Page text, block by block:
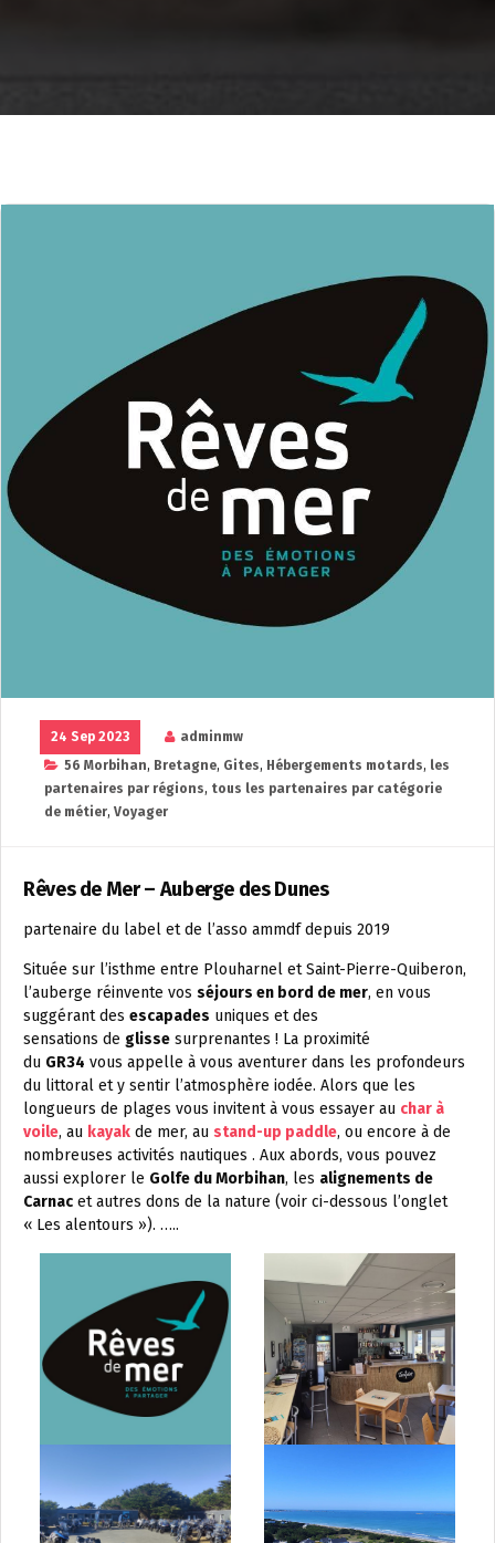
24 Sep 2023
adminmw
56 Morbihan, Bretagne, Gites, Hébergements motards, les
partenaires par régions, tous les partenaires par catégorie
de métier, Voyager
Rêves de Mer – Auberge des Dunes
partenaire du label et de l’asso ammdf depuis 2019
Située sur l’isthme entre Plouharnel et Saint-Pierre-Quiberon,
l’auberge réinvente vos séjours en bord de mer, en vous
suggérant des escapades uniques et des
sensations de glisse surprenantes ! La proximité
du GR34 vous appelle à vous aventurer dans les profondeurs
du littoral et y sentir l’atmosphère iodée. Alors que les
longueurs de plages vous invitent à vous essayer au char à
voile, au kayak de mer, au stand-up paddle, ou encore à de
nombreuses activités nautiques . Aux abords, vous pouvez
aussi explorer le Golfe du Morbihan, les alignements de
Carnac et autres dons de la nature (voir ci-dessous l’onglet
« Les alentours »). …..